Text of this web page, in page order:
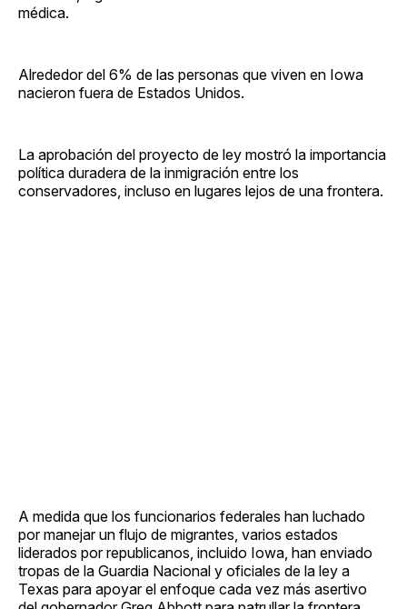
médica.
Alrededor del 6% de las personas que viven en Iowa
nacieron fuera de Estados Unidos.
La aprobación del proyecto de ley mostró la importancia
política duradera de la inmigración entre los
conservadores, incluso en lugares lejos de una frontera.
A medida que los funcionarios federales han luchado
por manejar un flujo de migrantes, varios estados
liderados por republicanos, incluido Iowa, han enviado
tropas de la Guardia Nacional y oficiales de la ley a
Texas para apoyar el enfoque cada vez más asertivo